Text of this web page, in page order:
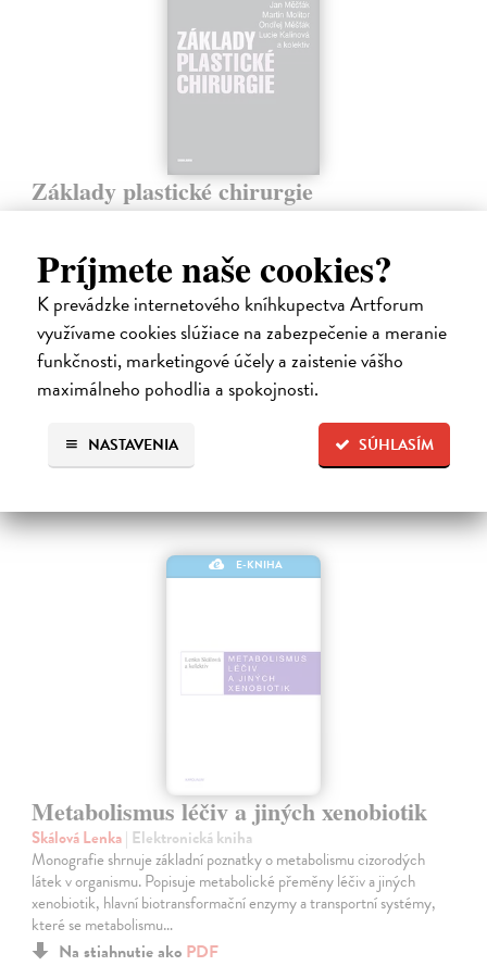
Príjmete naše cookies?
K prevádzke internetového kníhkupectva Artforum
využívame cookies slúžiace na zabezpečenie a meranie
funkčnosti, marketingové účely a zaistenie vášho
maximálneho pohodlia a spokojnosti.
SÚHLASÍM
NASTAVENIA
Základy plastické chirurgie
Měšťák Jan, Molitor Martin, Měšťák Ondřej, kolektiv Lucie
Publikace zpracovává základní problematiku oboru plastické,
rekonstrukční a estetické chirurgie. Kolektiv autorů reaguje na
skutečnost, že v plastické chirurgii – stejně jako v ostatních
medicínských oborech…
Na stiahnutie akoPDF
10,00 €
E-KNIHA
Metabolismus léčiv a jiných xenobiotik
Skálová Lenka| Elektronická kniha
Monografie shrnuje základní poznatky o metabolismu cizorodých
látek v organismu. Popisuje metabolické přeměny léčiv a jiných
xenobiotik, hlavní biotransformační enzymy a transportní systémy,
které se metabolismu…
Na stiahnutie ako PDF